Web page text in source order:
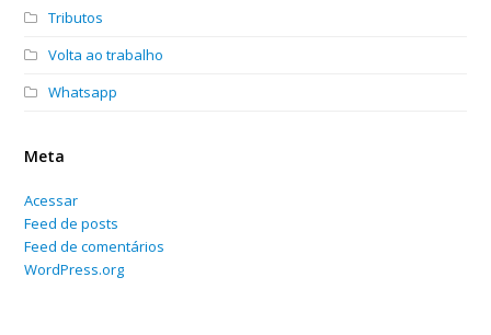
Tributos
Volta ao trabalho
Whatsapp
Meta
Acessar
Feed de posts
Feed de comentários
WordPress.org